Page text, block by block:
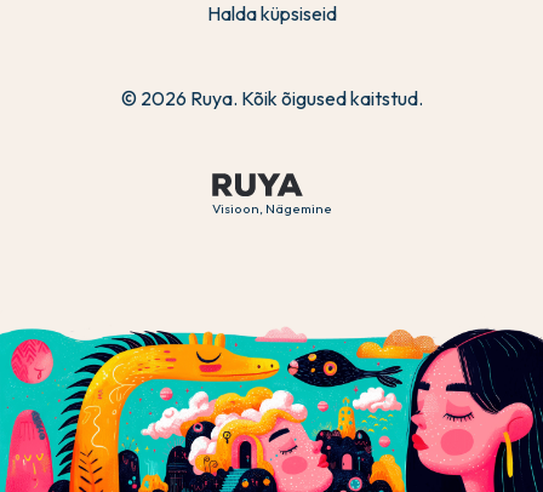
Visioon, Nägemine
Halda küpsiseid
© 2026 Ruya. Kõik õigused kaitstud.